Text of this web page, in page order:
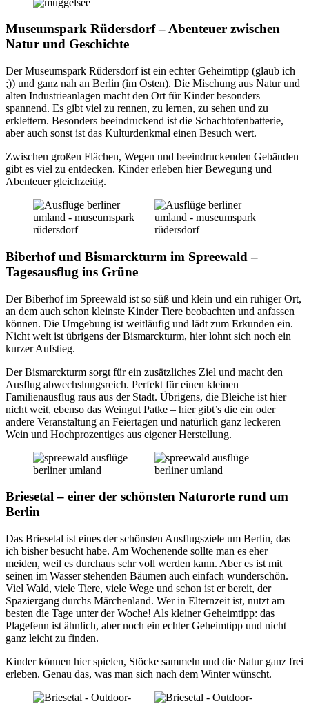
Museumspark Rüdersdorf – Abenteuer zwischen
Natur und Geschichte
Der Museumspark Rüdersdorf ist ein echter Geheimtipp (glaub ich
;)) und ganz nah an Berlin (im Osten). Die Mischung aus Natur und
alten Industrieanlagen macht den Ort für Kinder besonders
spannend. Es gibt viel zu rennen, zu lernen, zu sehen und zu
erklettern. Besonders beeindruckend ist die Schachtofenbatterie,
aber auch sonst ist das Kulturdenkmal einen Besuch wert.
Zwischen großen Flächen, Wegen und beeindruckenden Gebäuden
gibt es viel zu entdecken. Kinder erleben hier Bewegung und
Abenteuer gleichzeitig.
Biberhof und Bismarckturm im Spreewald –
Tagesausflug ins Grüne
Der Biberhof im Spreewald ist so süß und klein und ein ruhiger Ort,
an dem auch schon kleinste Kinder Tiere beobachten und anfassen
können. Die Umgebung ist weitläufig und lädt zum Erkunden ein.
Nicht weit ist übrigens der Bismarckturm, hier lohnt sich noch ein
kurzer Aufstieg.
Der Bismarckturm sorgt für ein zusätzliches Ziel und macht den
Ausflug abwechslungsreich. Perfekt für einen kleinen
Familienausflug raus aus der Stadt. Übrigens, die Bleiche ist hier
nicht weit, ebenso das Weingut Patke – hier gibt’s die ein oder
andere Veranstaltung an Feiertagen und natürlich ganz leckeren
Wein und Hochprozentiges aus eigener Herstellung.
Briesetal – einer der schönsten Naturorte rund um
Berlin
Das Briesetal ist eines der schönsten Ausflugsziele um Berlin, das
ich bisher besucht habe. Am Wochenende sollte man es eher
meiden, weil es durchaus sehr voll werden kann. Aber es ist mit
seinen im Wasser stehenden Bäumen auch einfach wunderschön.
Viel Wald, viele Tiere, viele Wege und schon ist er bereit, der
Spaziergang durchs Märchenland. Wer in Elternzeit ist, nutzt am
besten die Tage unter der Woche! Als kleiner Geheimtipp: das
Plagefenn ist ähnlich, aber noch ein echter Geheimtipp und nicht
ganz leicht zu finden.
Kinder können hier spielen, Stöcke sammeln und die Natur ganz frei
erleben. Genau das, was man sich nach dem Winter wünscht.